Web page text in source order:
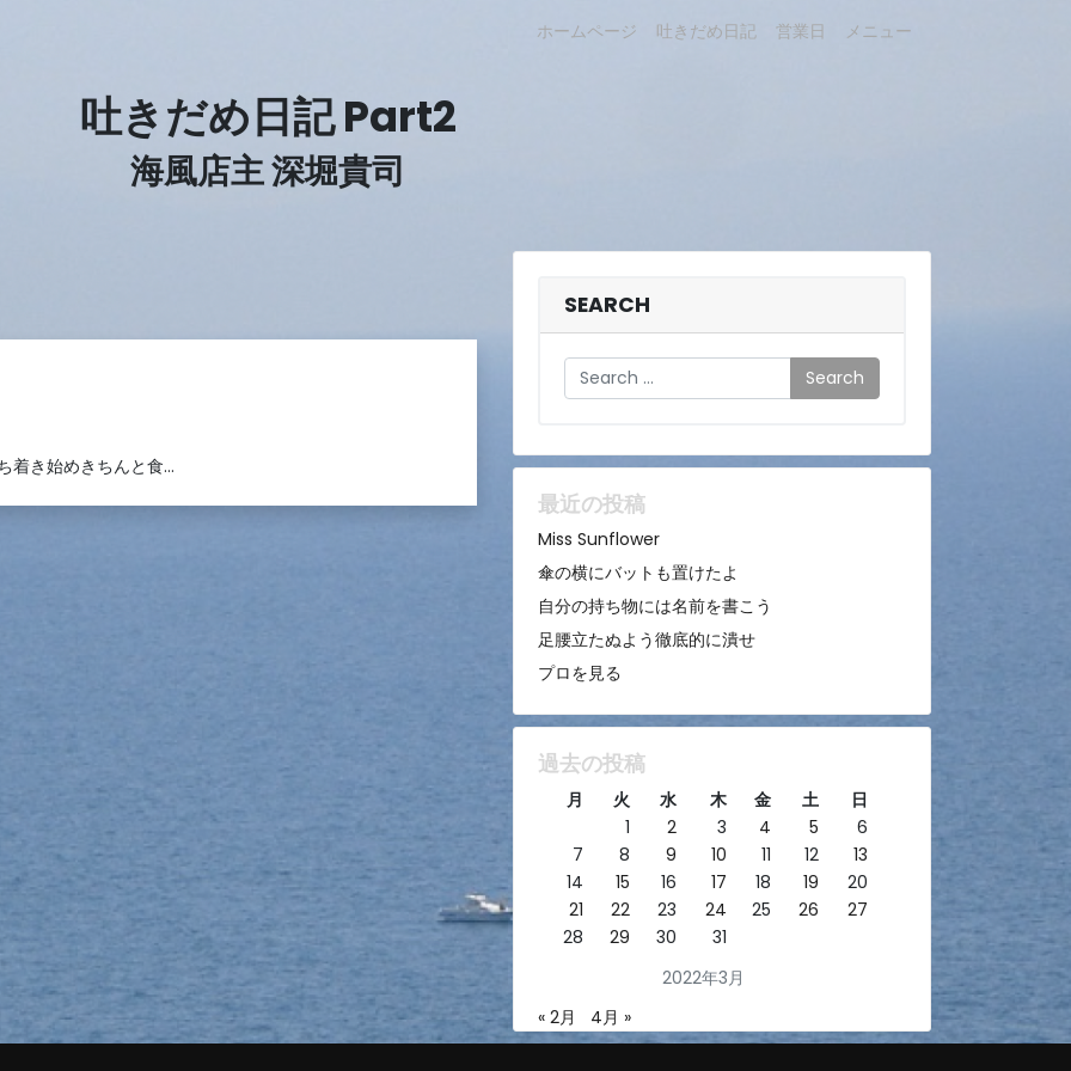
ホームページ 吐きだめ日記 営業日 メニュー
吐きだめ日記 Part2
海風店主 深堀貴司
着き始めきちんと食…
SEARCH
Search
最近の投稿
Miss Sunflower
傘の横にバットも置けたよ
自分の持ち物には名前を書こう
足腰立たぬよう徹底的に潰せ
プロを見る
過去の投稿
2022年3月
月 火 水 木 金 土
日
1
2 3 4 5
6
7
8 9 10 11 12
13
14
15 16 17 18 19
20
21
22 23 24 25 26
27
28
29 30 31
« 2月 4月 »